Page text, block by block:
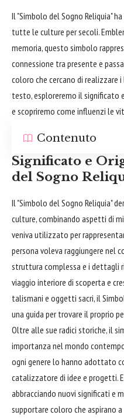
Il "Simbolo del Sogno Reliquia"
tutte le culture per secoli.
memoria, questo simbolo
connessione tra presente e
coloro che cercano di realizzare
testo, esploreremo il significato
e scopriremo come influenzi le
Contenuto
Significato e
del Sogno
Il "Simbolo del Sogno Reliquia"
culture, combinando aspetti di
veniva utilizzato per
persona voleva raggiungere nel
struttura complessa e i dettagli
viaggio interiore di scoperta e
talismani e oggetti sacri, il
una guida per trovare il proprio
Oltre alle sue radici storiche, il
importanza nel mondo
ogni genere lo hanno adottato
catalizzatore di idee e progetti.
abbracciando nuovi significati e
supportare coloro che aspirano